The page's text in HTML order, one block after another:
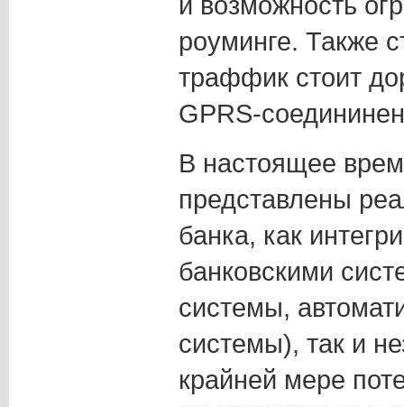
роуминге. Также
траффик стоит
GPRS-
В настоящее
представлены
банка, как
банковскими
системы,
системы), так и
крайней мере